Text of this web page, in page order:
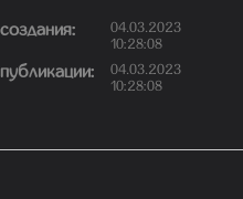
04.03.2023
10:28:08
04.03.2023
10:28:08